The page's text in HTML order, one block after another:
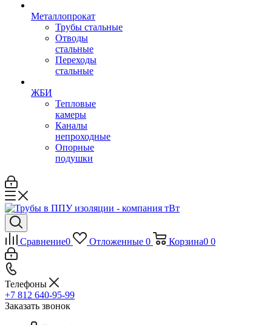
Металлопрокат
Трубы стальные
Отводы
стальные
Переходы
стальные
ЖБИ
Тепловые
камеры
Каналы
непроходные
Опорные
подушки
Сравнение0 Отложенные 0 Корзина0 0
Телефоны
+7 812 640-95-99
Заказать звонок